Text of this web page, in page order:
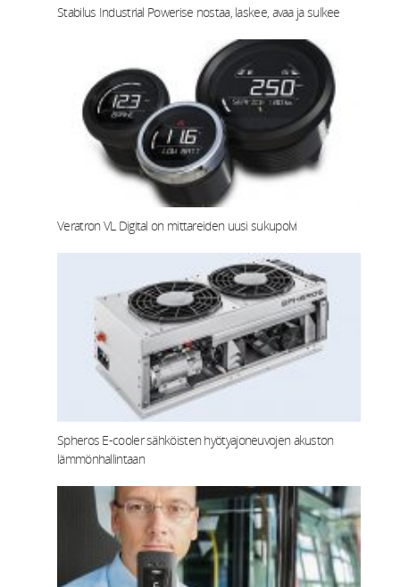
Stabilus Industrial Powerise nostaa, laskee, avaa ja sulkee
Veratron VL Digital on mittareiden uusi sukupolvi
Spheros E-cooler sähköisten hyötyajoneuvojen akuston
lämmönhallintaan